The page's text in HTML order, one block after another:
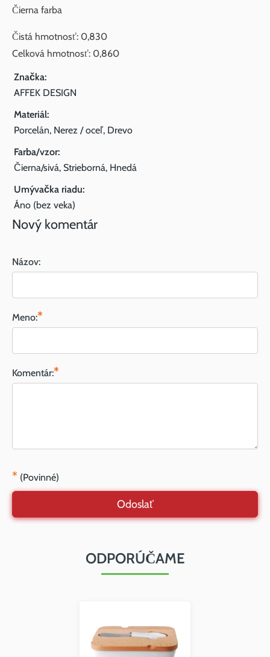
Čierna farba
Čistá hmotnosť: 0,830
Celková hmotnosť: 0,860
Značka:
AFFEK DESIGN
Materiál:
Porcelán, Nerez / oceľ, Drevo
Farba/vzor:
Čierna/sivá, Strieborná, Hnedá
Umývačka riadu:
Áno (bez veka)
Nový komentár
Názov:
Meno:*
Komentár:*
* (Povinné)
Odoslať
ODPORÚČAME